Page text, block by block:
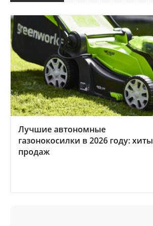
Лучшие автономные
газонокосилки в 2026 году: хиты
продаж